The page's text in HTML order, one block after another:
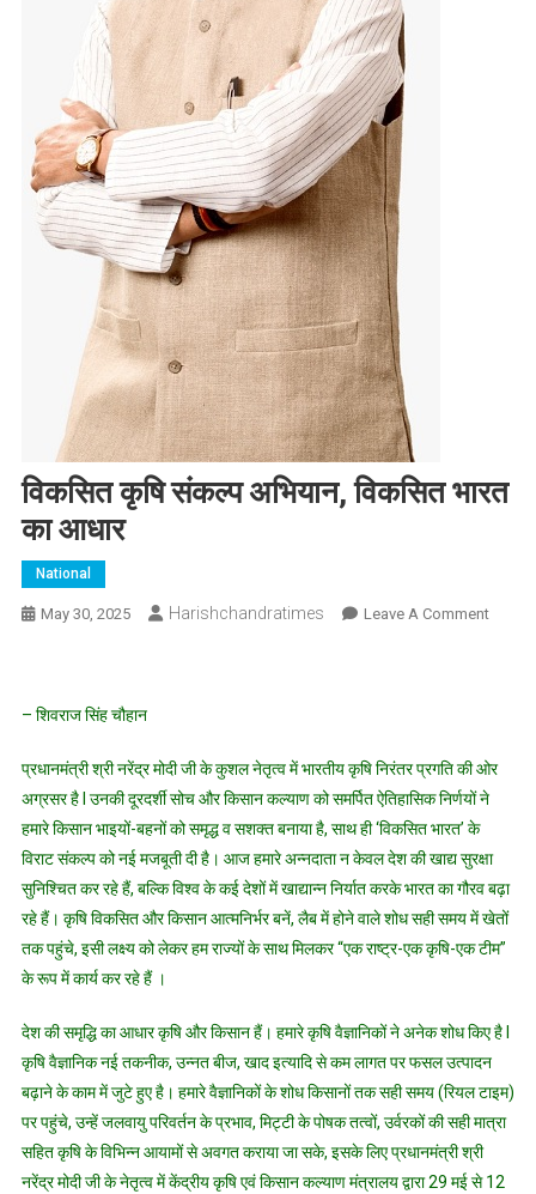
विकसित कृषि संकल्प अभियान, विकसित भारत
का आधार
National
May 30, 2025 Harishchandratimes Leave A CommentOn
भारत
का
– शिवराज सिंह चौहान
प्रधानमंत्री श्री नरेंद्र मोदी जी के कुशल नेतृत्व में भारतीय कृषि निरंतर प्रगति की ओर
अग्रसर है l उनकी दूरदर्शी सोच और किसान कल्याण को समर्पित ऐतिहासिक निर्णयों ने
हमारे किसान भाइयों-बहनों को समृद्ध व सशक्त बनाया है, साथ ही ‘विकसित भारत’ के
विराट संकल्प को नई मजबूती दी है। आज हमारे अन्नदाता न केवल देश की खाद्य सुरक्षा
सुनिश्चित कर रहे हैं, बल्कि विश्व के कई देशों में खाद्यान्न निर्यात करके भारत का गौरव बढ़ा
रहे हैं। कृषि विकसित और किसान आत्मनिर्भर बनें, लैब में होने वाले शोध सही समय में खेतों
तक पहुंचे, इसी लक्ष्य को लेकर हम राज्यों के साथ मिलकर “एक राष्ट्र-एक कृषि-एक टीम”
के रूप में कार्य कर रहे हैं ।
देश की समृद्धि का आधार कृषि और किसान हैं। हमारे कृषि वैज्ञानिकों ने अनेक शोध किए है l
कृषि वैज्ञानिक नई तकनीक, उन्नत बीज, खाद इत्यादि से कम लागत पर फसल उत्पादन
बढ़ाने के काम में जुटे हुए है। हमारे वैज्ञानिकों के शोध किसानों तक सही समय (रियल टाइम)
पर पहुंचे, उन्हें जलवायु परिवर्तन के प्रभाव, मिट्टी के पोषक तत्वों, उर्वरकों की सही मात्रा
सहित कृषि के विभिन्न आयामों से अवगत कराया जा सके, इसके लिए प्रधानमंत्री श्री
नरेंद्र मोदी जी के नेतृत्व में केंद्रीय कृषि एवं किसान कल्याण मंत्रालय द्वारा 29 मई से 12